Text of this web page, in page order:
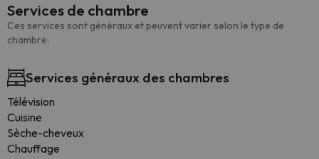
Services de chambre
Ces services sont généraux et peuvent varier selon le type de
chambre.
Services généraux des chambres
Télévision
Cuisine
Sèche-cheveux
Chauffage